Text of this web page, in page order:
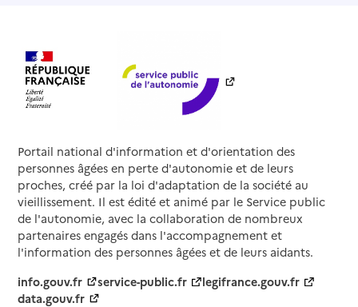
Portail national d'information et d'orientation des
personnes âgées en perte d'autonomie et de leurs
proches, créé par la loi d'adaptation de la société au
vieillissement. Il est édité et animé par le Service public
de l'autonomie, avec la collaboration de nombreux
partenaires engagés dans l'accompagnement et
l'information des personnes âgées et de leurs aidants.
info.gouv.fr
service-public.fr
legifrance.gouv.fr
data.gouv.fr